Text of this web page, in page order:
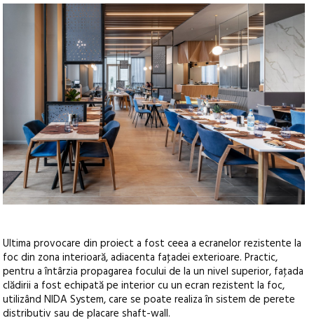
Ultima provocare din proiect a fost ceea a ecranelor rezistente la
foc din zona interioară, adiacenta faţadei exterioare. Practic,
pentru a întârzia propagarea focului de la un nivel superior, faţada
clădirii a fost echipată pe interior cu un ecran rezistent la foc,
utilizând NIDA System, care se poate realiza în sistem de perete
distributiv sau de placare shaft-wall.